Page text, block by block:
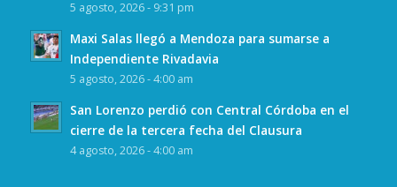
5 agosto, 2026 - 9:31 pm
Maxi Salas llegó a Mendoza para sumarse a
Independiente Rivadavia
5 agosto, 2026 - 4:00 am
San Lorenzo perdió con Central Córdoba en el
cierre de la tercera fecha del Clausura
4 agosto, 2026 - 4:00 am